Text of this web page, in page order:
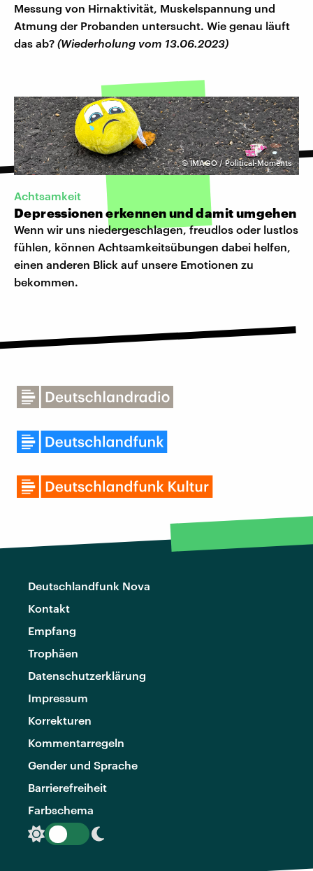
Messung von Hirnaktivität, Muskelspannung und
Atmung der Probanden untersucht. Wie genau läuft
das ab? (Wiederholung vom 13.06.2023)
©IMAGO / Political-Moments
Achtsamkeit
Depressionen erkennen und damit umgehen
Wenn wir uns niedergeschlagen, freudlos oder lustlos
fühlen, können Achtsamkeitsübungen dabei helfen,
einen anderen Blick auf unsere Emotionen zu
bekommen.
Deutschlandfunk Nova
Kontakt
Empfang
Trophäen
Datenschutzerklärung
Impressum
Korrekturen
Kommentarregeln
Gender und Sprache
Barrierefreiheit
Farbschema